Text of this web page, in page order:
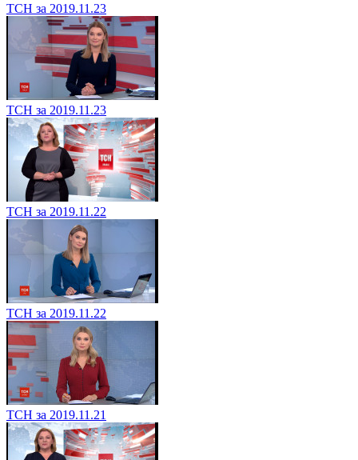
ТСН за 2019.11.23
ТСН за 2019.11.23
ТСН за 2019.11.22
ТСН за 2019.11.22
ТСН за 2019.11.21